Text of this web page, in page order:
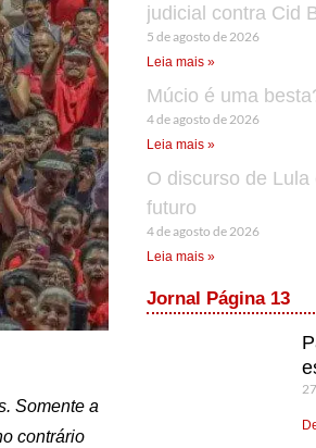
Somente a
contrário
judicial contra Cid
5 de agosto de 2026
Leia mais »
Múcio é uma
4 de agosto de 2026
Leia mais »
O discurso de
futuro
4 de agosto de 2026
Leia mais »
Jornal Página 13